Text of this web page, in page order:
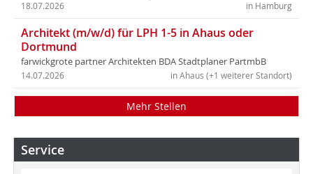
in Hamburg
18.07.2026
Architekt (m/w/d) für LPH 1-5 in Ahaus oder
Dortmund
farwickgrote partner Architekten BDA Stadtplaner PartmbB
in Ahaus (+1 weiterer Standort)
14.07.2026
Mehr Stellen
Service